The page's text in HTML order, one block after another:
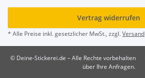
Vertrag widerrufen
* Alle Preise inkl. gesetzlicher MwSt., zzgl.Versand
© Deine-Stickerei.de – Alle Rechte vorbehalten
über Ihre Anfragen.